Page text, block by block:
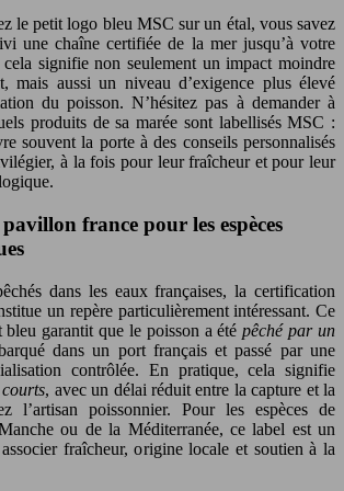
le petit logo bleu MSC sur un étal, vous savez
une chaîne certifiée de la mer jusqu’à votre
cela signifie non seulement un impact moindre
mais aussi un niveau d’exigence plus élevé
du poisson. N’hésitez pas à demander à
produits de sa marée sont labellisés MSC :
souvent la porte à des conseils personnalisés
à la fois pour leur fraîcheur et pour leur
france pour les espèces
dans les eaux françaises, la certification
un repère particulièrement intéressant. Ce
bleu garantit que le poisson a étépêché par un
dans un port français et passé par une
contrôlée. En pratique, cela signifie
, avec un délai réduit entre la capture et la
l’artisan poissonnier. Pour les espèces de
ou de la Méditerranée, ce label est un
fraîcheur, origine locale et soutien à la